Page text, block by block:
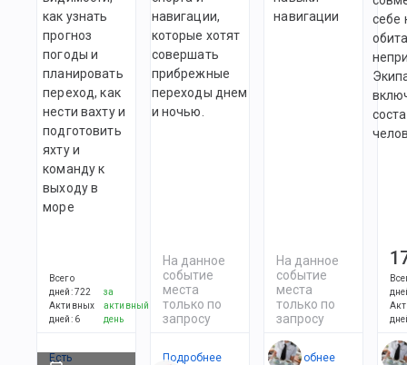
как узнать
прогноз
погоды и
планировать
переход, как
нести вахту и
подготовить
яхту и
команду к
выходу в
море
Всего
дней:722
Активных
дней: 6
за
активный
день
Есть
навигации,
которые хотят
совершать
прибрежные
переходы днем
и ночью.
На данное
событие
места
только по
запросу
Подробнее
навигации
На данное
событие
места
только по
запросу
Подробнее
себе